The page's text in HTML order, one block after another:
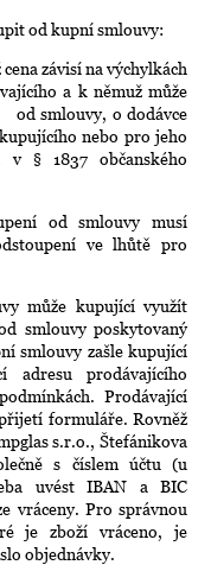
od kupní smlouvy:
závisí na výchylkách
a k němuž může
smlouvy, o dodávce
nebo pro jeho
v § 1837 občanského
od smlouvy musí
ve lhůtě pro
může kupující využít
smlouvy poskytovaný
smlouvy zašle kupující
adresu prodávajícího
Prodávající
formuláře. Rovněž
s.r.o., Štefánikova
s číslem účtu (u
uvést IBAN a BIC
vráceny. Pro správnou
je zboží vráceno, je
objednávky.